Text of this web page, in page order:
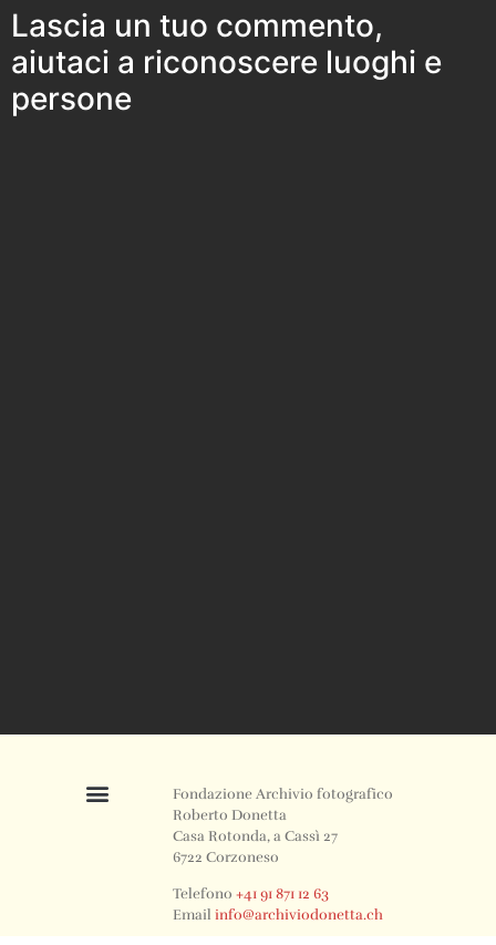
Lascia un tuo commento,
aiutaci a riconoscere luoghi e
persone
Fondazione Archivio fotografico
Roberto Donetta
Casa Rotonda, a Cassì 27
6722 Corzoneso
Telefono+41 91 871 12 63
Emailinfo@archiviodonetta.ch